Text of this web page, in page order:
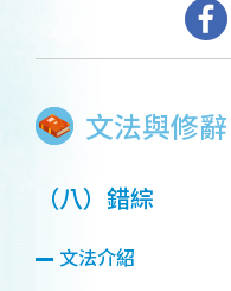
文法與修辭
（八）錯綜
文法介紹